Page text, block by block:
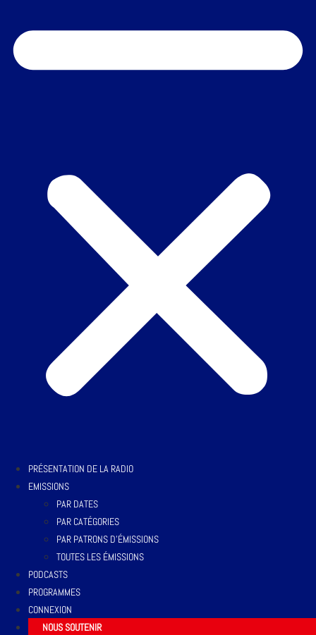
PRÉSENTATION DE LA RADIO
EMISSIONS
PAR DATES
PAR CATÉGORIES
PAR PATRONS D’ÉMISSIONS
TOUTES LES ÉMISSIONS
PODCASTS
PROGRAMMES
CONNEXION
NOUS SOUTENIR